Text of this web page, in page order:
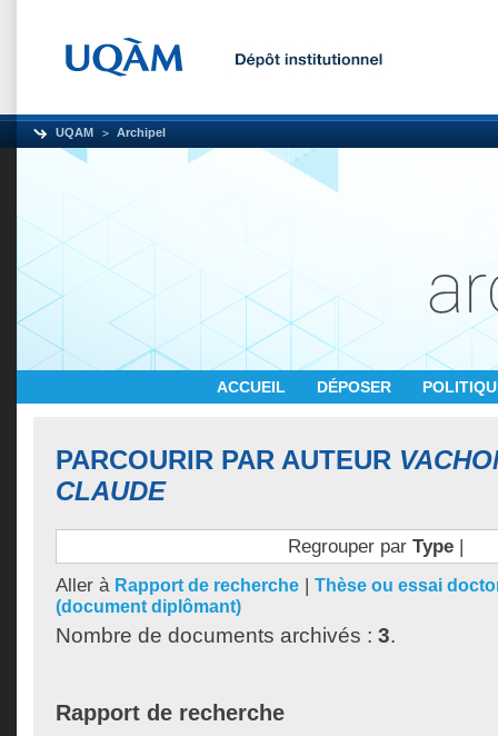
UQAM Archipel
ACCUEIL DÉPOSER
PARCOURIR PAR AUTEUR
CLAUDE
Regrouper par Type|
Aller à Rapport de recherche | Thèse ou essai
(document diplômant)
Nombre de documents archivés : 3.
Rapport de recherche